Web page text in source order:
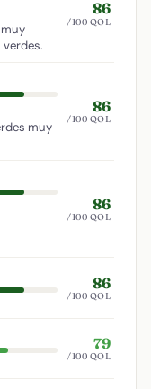
verdes.
86
/100 QOL
muy
86
/100 QOL
86
/100 QOL
86
/100 QOL
79
/100 QOL